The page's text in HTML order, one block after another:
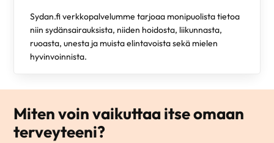
Sydan.fi verkkopalvelumme tarjoaa monipuolista tietoa
niin sydänsairauksista, niiden hoidosta, liikunnasta,
ruoasta, unesta ja muista elintavoista sekä mielen
hyvinvoinnista.
Miten voin vaikuttaa itse omaan
terveyteeni?